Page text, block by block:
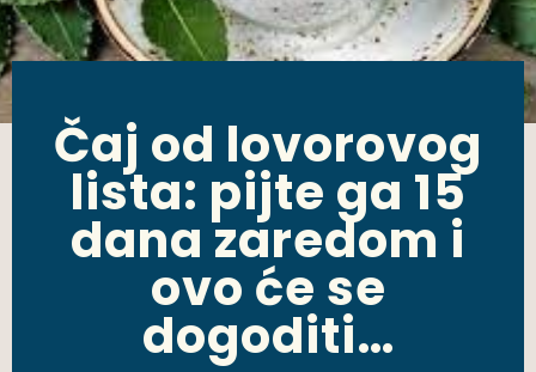
Čaj od lovorovog
lista: pijte ga 15
dana zaredom i
ovo će se
dogoditi…